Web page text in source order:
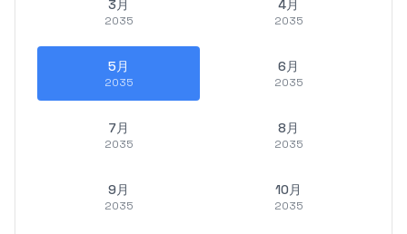
3月
2035
4月
2035
5月
2035
6月
2035
7月
2035
8月
2035
9月
2035
10月
2035